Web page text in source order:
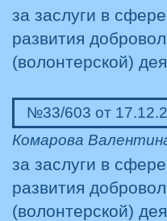
за заслуги в
развития
(волонтерской)
№33/603 от
Комарова
за заслуги в
развития
(волонтерской)